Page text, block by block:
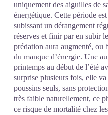
uniquement des aiguilles de
énergétique. Cette période
subissant un dérangement
réserves et finir par en subir
prédation aura augmenté, ou
du manque d’énergie. Une
printemps au début de l’été
surprise plusieurs fois, elle
poussins seuls, sans
très faible naturellement, ce
ce risque de mortalité chez